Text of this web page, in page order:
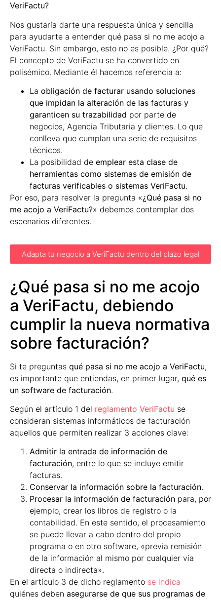
VeriFactu?
Nos gustaría darte una respuesta única y sencilla
para ayudarte a entender qué pasa si no me acojo a
VeriFactu. Sin embargo, esto no es posible. ¿Por qué?
El concepto de VeriFactu se ha convertido en
polisémico. Mediante él hacemos referencia a:
La obligación de facturar usando soluciones
que impidan la alteración de las facturas y
garanticen su trazabilidad por parte de
negocios, Agencia Tributaria y clientes. Lo que
conlleva que cumplan una serie de requisitos
técnicos.
La posibilidad de emplear esta clase de
herramientas como sistemas de emisión de
facturas verificables o sistemas VeriFactu.
Por eso, para resolver la pregunta «¿Qué pasa si no
me acojo a VeriFactu?» debemos contemplar dos
escenarios diferentes.
Adapta tu negocio a VeriFactu dentro del plazo legal
¿Qué pasa si no me acojo
a VeriFactu, debiendo
cumplir la nueva normativa
sobre facturación?
Si te preguntas qué pasa si no me acojo a VeriFactu,
es importante que entiendas, en primer lugar, qué es
un software de facturación.
Según el artículo 1 del reglamento VeriFactu se
consideran sistemas informáticos de facturación
aquellos que permiten realizar 3 acciones clave:
Admitir la entrada de información de
facturación, entre lo que se incluye emitir
facturas.
Conservar la información sobre la facturación.
Procesar la información de facturación para, por
ejemplo, crear los libros de registro o la
contabilidad. En este sentido, el procesamiento
se puede llevar a cabo dentro del propio
programa o en otro software, «previa remisión
de la información al mismo por cualquier vía
directa o indirecta».
En el artículo 3 de dicho reglamento se indica
quiénes deben asegurarse de que sus programas de